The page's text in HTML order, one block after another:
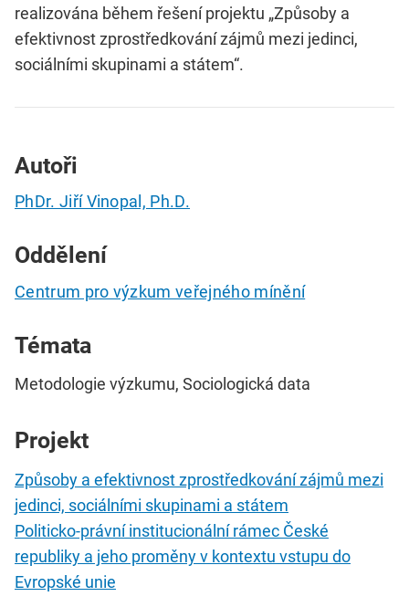
realizována během řešení projektu „Způsoby a
efektivnost zprostředkování zájmů mezi jedinci,
sociálními skupinami a státem“.
Autoři
PhDr. Jiří Vinopal, Ph.D.
Oddělení
Centrum pro výzkum veřejného mínění
Témata
Metodologie výzkumu, Sociologická data
Projekt
Způsoby a efektivnost zprostředkování zájmů mezi
jedinci, sociálními skupinami a státem
Politicko-právní institucionální rámec České
republiky a jeho proměny v kontextu vstupu do
Evropské unie